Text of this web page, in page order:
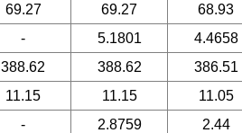
69.27 69.27
68.93
- 5.1801
4.4658
388.62 388.62
386.51
11.15 11.15
11.05
- 2.8759
2.44